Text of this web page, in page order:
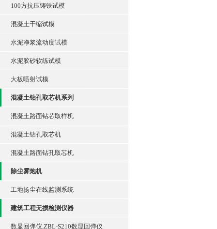
100方抗压铸铁试模
混凝土干缩试模
水泥净浆流动度试模
水泥胶砂软练试模
大板喷射试模
混凝土钻孔取芯机系列
混凝土路面钻芯取样机
混凝土钻孔取芯机
混凝土路面钻孔取芯机
除尘雾炮机
工地扬尘在线监测系统
建筑工程无损检测仪器
数显回弹仪,ZBL-S210数显回弹仪